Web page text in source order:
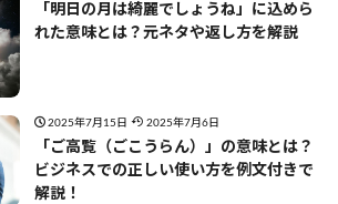
「明日の月は綺麗でしょうね」に込めら
れた意味とは？元ネタや返し方を解説
2025年7月15日 2025年7月6日
「ご高覧（ごこうらん）」の意味とは？
ビジネスでの正しい使い方を例文付きで
解説！